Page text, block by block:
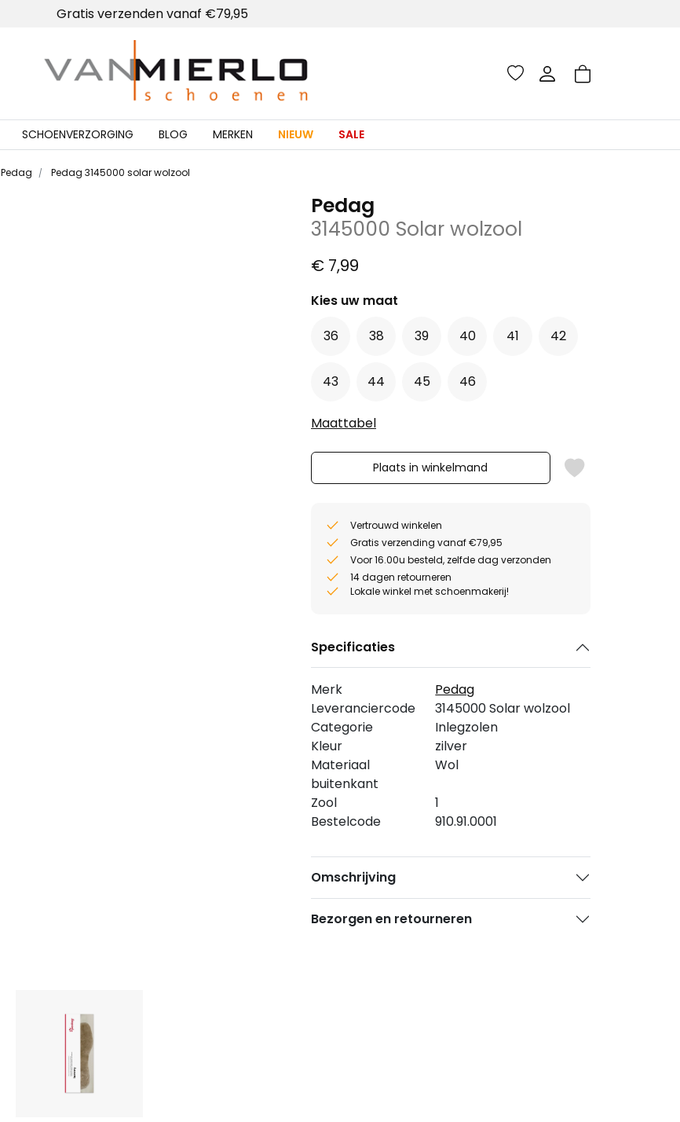
Gratis verzenden vanaf €79,95
SCHOENVERZORGING BLOG MERKEN NIEUW SALE
Pedag Pedag 3145000 solar wolzool
Pedag
3145000 Solar wolzool
€ 7,99
Kies uw maat
36
38 39 40 41 42
43 44 45 46
Maattabel
Plaats in winkelmand
Vertrouwd winkelen
Gratis verzending vanaf €79,95
Voor 16.00u besteld, zelfde dag verzonden
14 dagen retourneren
Lokale winkel met schoenmakerij!
Specificaties
Merk
Pedag
Leveranciercode
3145000 Solar wolzool
Categorie
Inlegzolen
Kleur
zilver
Materiaal
buitenkant
Wol
Zool
1
Bestelcode
910.91.0001
Omschrijving
Bezorgen en retourneren